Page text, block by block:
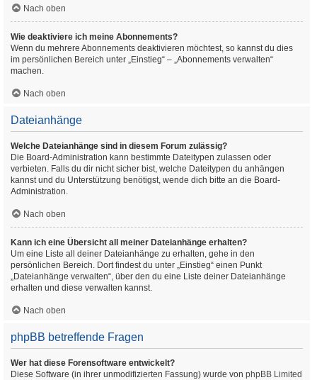
Nach oben
Wie deaktiviere ich meine Abonnements?
Wenn du mehrere Abonnements deaktivieren möchtest, so kannst du dies
im persönlichen Bereich unter „Einstieg“ – „Abonnements verwalten“
machen.
Nach oben
Dateianhänge
Welche Dateianhänge sind in diesem Forum zulässig?
Die Board-Administration kann bestimmte Dateitypen zulassen oder
verbieten. Falls du dir nicht sicher bist, welche Dateitypen du anhängen
kannst und du Unterstützung benötigst, wende dich bitte an die Board-
Administration.
Nach oben
Kann ich eine Übersicht all meiner Dateianhänge erhalten?
Um eine Liste all deiner Dateianhänge zu erhalten, gehe in den
persönlichen Bereich. Dort findest du unter „Einstieg“ einen Punkt
„Dateianhänge verwalten“, über den du eine Liste deiner Dateianhänge
erhalten und diese verwalten kannst.
Nach oben
phpBB betreffende Fragen
Wer hat diese Forensoftware entwickelt?
Diese Software (in ihrer unmodifizierten Fassung) wurde von phpBB Limited